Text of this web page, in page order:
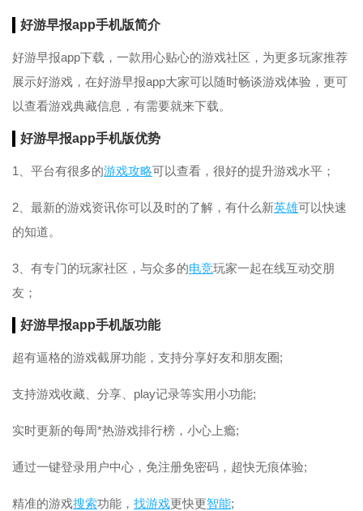
好游早报app手机版简介
好游早报app下载，一款用心贴心的游戏社区，为更多玩家推荐
展示好游戏，在好游早报app大家可以随时畅谈游戏体验，更可
以查看游戏典藏信息，有需要就来下载。
好游早报app手机版优势
1、平台有很多的游戏攻略可以查看，很好的提升游戏水平；
2、最新的游戏资讯你可以及时的了解，有什么新英雄可以快速
的知道。
3、有专门的玩家社区，与众多的电竞玩家一起在线互动交朋
友；
好游早报app手机版功能
超有逼格的游戏截屏功能，支持分享好友和朋友圈;
支持游戏收藏、分享、play记录等实用小功能;
实时更新的每周*热游戏排行榜，小心上瘾;
通过一键登录用户中心，免注册免密码，超快无痕体验;
精准的游戏搜索功能， 找游戏更快更智能;